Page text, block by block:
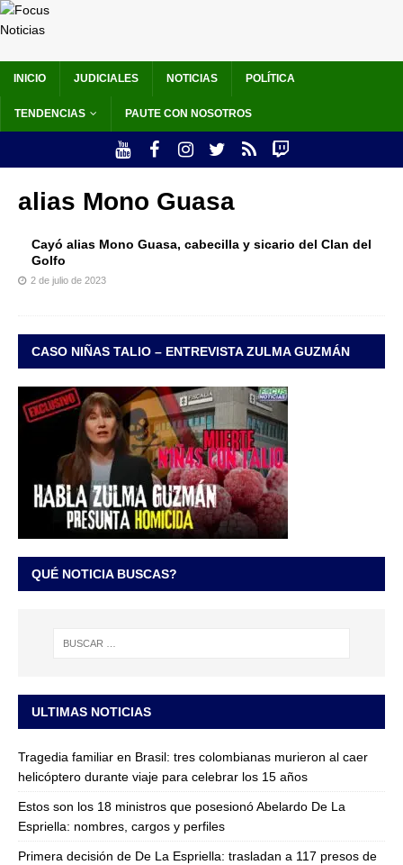
INICIO JUDICIALES NOTICIAS POLÍTICA
TENDENCIAS PAUTE CON NOSOTROS
alias Mono Guasa
Cayó alias Mono Guasa, cabecilla y sicario del Clan del
Golfo
2 de julio de 2023
CASO NIÑAS TALIO – ENTREVISTA ZULMA GUZMÁN
QUÉ NOTICIA BUSCAS?
ULTIMAS NOTICIAS
Tragedia familiar en Brasil: tres colombianas murieron al caer
helicóptero durante viaje para celebrar los 15 años
Estos son los 18 ministros que posesionó Abelardo De La
Espriella: nombres, cargos y perfiles
Primera decisión de De La Espriella: trasladan a 117 presos de